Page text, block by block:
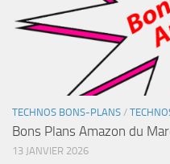
TECHNOS BONS-PLANS /
Bons Plans Amazon du
13 JANVIER 2026